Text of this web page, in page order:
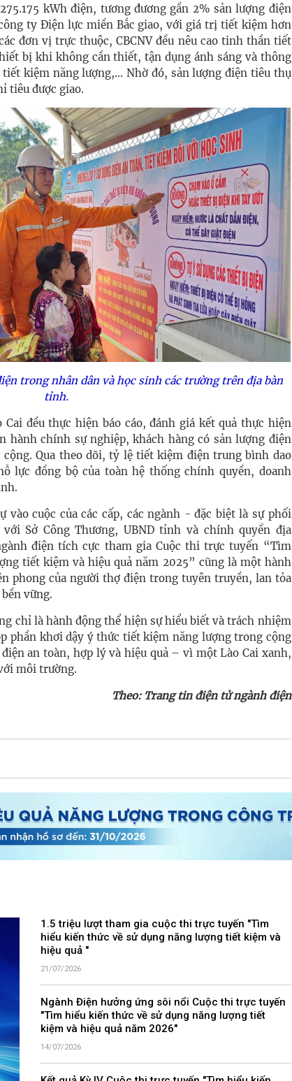
kWh điện, tương đương gần 2% sản lượng điện
ty Điện lực miền Bắc giao, với giá trị tiết kiệm hơn
đơn vị trực thuộc, CBCNV đều nêu cao tinh thần tiết
bị khi không cần thiết, tận dụng ánh sáng và thông
kiệm năng lượng,… Nhờ đó, sản lượng điện tiêu thụ
tiêu được giao.
trong nhân dân và học sinh các trường trên địa bàn
tỉnh.
đều thực hiện báo cáo, đánh giá kết quả thực hiện
hành chính sự nghiệp, khách hàng có sản lượng điện
Qua theo dõi, tỷ lệ tiết kiệm điện trung bình dao
lực đồng bộ của toàn hệ thống chính quyền, doanh
vào cuộc của các cấp, các ngành - đặc biệt là sự phối
Sở Công Thương, UBND tỉnh và chính quyền địa
điện tích cực tham gia Cuộc thi trực tuyến “Tìm
tiết kiệm và hiệu quả năm 2025” cũng là một hành
phong của người thợ điện trong tuyên truyền, lan tỏa
vững.
chỉ là hành động thể hiện sự hiểu biết và trách nhiệm
phần khơi dậy ý thức tiết kiệm năng lượng trong cộng
an toàn, hợp lý và hiệu quả – vì một Lào Cai xanh,
môi trường.
Theo: Trang tin điện tử ngành điện
1.5 triệu lượt tham gia cuộc thi trực tuyến "Tìm
hiểu kiến thức về sử dụng năng lượng tiết kiệm và
hiệu quả "
21/07/2026
Ngành Điện hưởng ứng sôi nổi Cuộc thi trực tuyến
"Tìm hiểu kiến thức về sử dụng năng lượng tiết
kiệm và hiệu quả năm 2026"
14/07/2026